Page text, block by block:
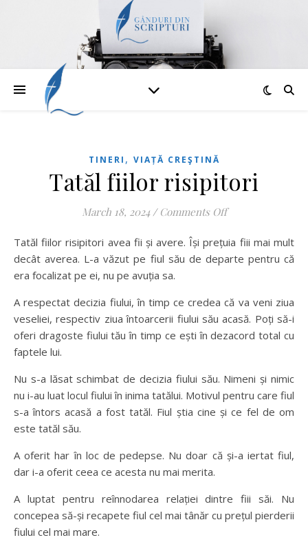
TINERI , VIAȚĂ CREŞTINĂ
Tatăl fiilor risipitori
March 18, 2024 / Comments Offon Tatăl fiilor
Tatăl fiilor risipitori avea fii și avere. Își prețuia fiii mai mult
decât averea. L-a văzut pe fiul său de departe pentru că
era focalizat pe ei, nu pe avuția sa.
A respectat decizia fiului, în timp ce credea că va veni ziua
veseliei, respectiv ziua întoarcerii fiului său acasă. Poți să-i
oferi dragoste fiului tău în timp ce ești în dezacord total cu
faptele lui.
Nu s-a lăsat schimbat de decizia fiului său. Nimeni și nimic
nu i-au luat locul fiului în inima tatălui. Motivul pentru care fiul
s-a întors acasă a fost tatăl. Fiul știa cine și ce fel de om
este tatăl său.
A oferit har în loc de pedepse. Nu doar că și-a iertat fiul,
dar i-a oferit ceea ce acesta nu mai merita.
A luptat pentru reînnodarea relației dintre fiii săi. Nu
concepea să-și recapete fiul cel mai tânăr cu prețul pierderii
fiului cel mai mare.